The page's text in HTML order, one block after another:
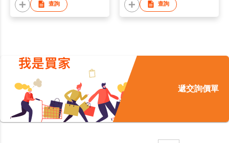
查詢 查詢
遞交詢價單